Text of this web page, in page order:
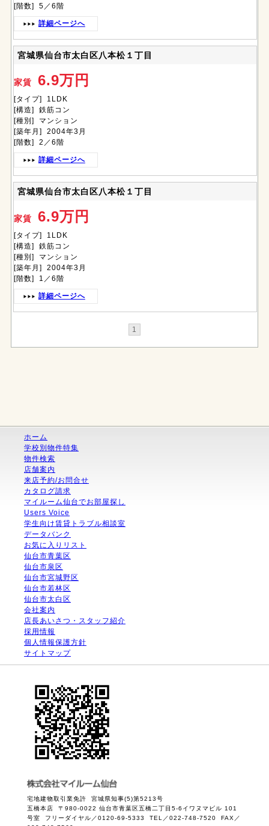
[階数] 5／6階
詳細ページへ
宮城県仙台市太白区八本松１丁目
家賃 6.9万円
[タイプ] 1LDK
[構造] 鉄筋コン
[種別] マンション
[築年月] 2004年3月
[階数] 2／6階
詳細ページへ
宮城県仙台市太白区八本松１丁目
家賃 6.9万円
[タイプ] 1LDK
[構造] 鉄筋コン
[種別] マンション
[築年月] 2004年3月
[階数] 1／6階
詳細ページへ
1
ホーム
学校別物件特集
物件検索
店舗案内
来店予約/お問合せ
カタログ請求
マイルーム仙台でお部屋探し
Users Voice
学生向け賃貸トラブル相談室
データバンク
お気に入りリスト
仙台市青葉区
仙台市泉区
仙台市宮城野区
仙台市若林区
仙台市太白区
会社案内
店長あいさつ・スタッフ紹介
採用情報
個人情報保護方針
サイトマップ
宅地建物取引業免許 宮城県知事(5)第5213号
五橋本店 〒980-0022 仙台市青葉区五橋二丁目5-6イワヌマビル 101
号室 フリーダイヤル／0120-69-5333 TEL／022-748-7520 FAX／